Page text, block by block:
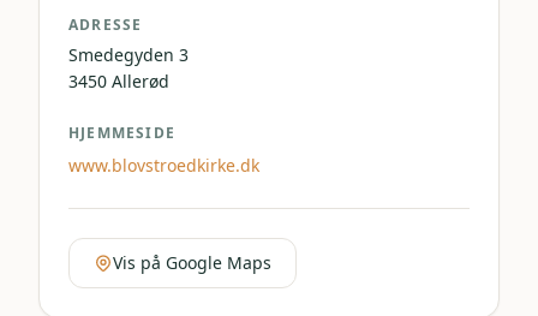
ADRESSE
Smedegyden 3
3450 Allerød
HJEMMESIDE
www.blovstroedkirke.dk
Vis på Google Maps